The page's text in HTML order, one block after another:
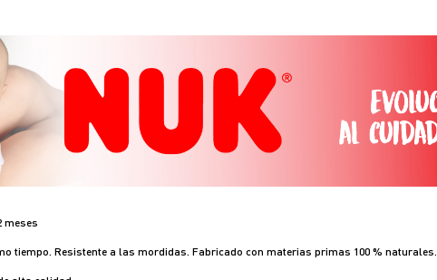
meses
tiempo. Resistente a las mordidas. Fabricado con materias primas 100 % naturales.